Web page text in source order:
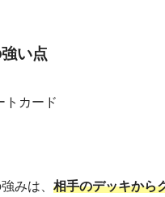
い点
トカード
みは、 相手のデッキから